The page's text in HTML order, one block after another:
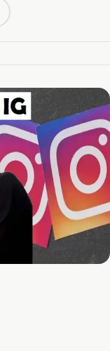
link